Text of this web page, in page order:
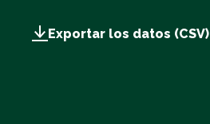
Exportar los datos (CSV)